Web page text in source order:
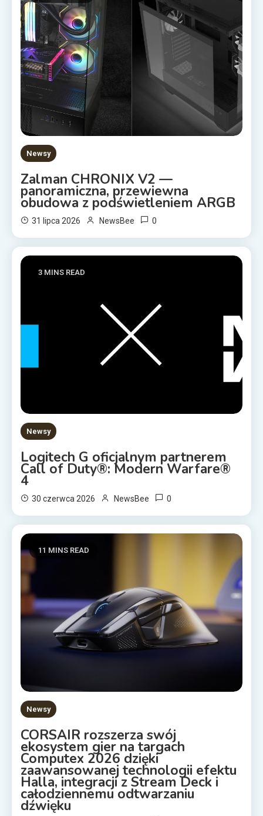
Newsy
Zalman CHRONIX V2 —
panoramiczna, przewiewna
obudowa z podświetleniem ARGB
31 lipca 2026 NewsBee 0
3 MINS READ
Newsy
Logitech G oficjalnym partnerem
Call of Duty®: Modern Warfare®
4
30 czerwca 2026 NewsBee 0
11 MINS READ
Newsy
CORSAIR rozszerza swój
ekosystem gier na targach
Computex 2026 dzięki
zaawansowanej technologii efektu
Halla, integracji z Stream Deck i
całodziennemu odtwarzaniu
dźwięku